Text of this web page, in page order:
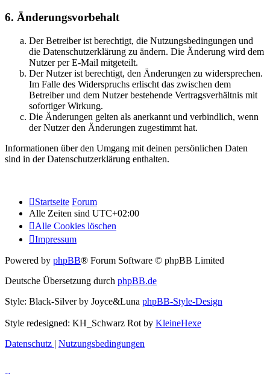
6. Änderungsvorbehalt
Der Betreiber ist berechtigt, die Nutzungsbedingungen und
die Datenschutzerklärung zu ändern. Die Änderung wird dem
Nutzer per E-Mail mitgeteilt.
Der Nutzer ist berechtigt, den Änderungen zu widersprechen.
Im Falle des Widerspruchs erlischt das zwischen dem
Betreiber und dem Nutzer bestehende Vertragsverhältnis mit
sofortiger Wirkung.
Die Änderungen gelten als anerkannt und verbindlich, wenn
der Nutzer den Änderungen zugestimmt hat.
Informationen über den Umgang mit deinen persönlichen Daten
sind in der Datenschutzerklärung enthalten.
Startseite Forum
Alle Zeiten sind UTC+02:00
Alle Cookies löschen
Impressum
Powered by phpBB® Forum Software © phpBB Limited
Deutsche Übersetzung durch phpBB.de
Style: Black-Silver by Joyce&Luna phpBB-Style-Design
Style redesigned: KH_Schwarz Rot by KleineHexe
Datenschutz | Nutzungsbedingungen